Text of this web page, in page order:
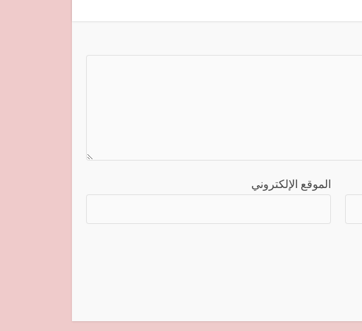
الموقع الإلكتروني